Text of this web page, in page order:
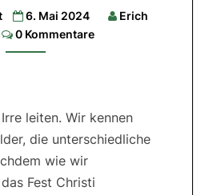
wollen
1.
Eph
23|
Mk
20
6. Mai 2024
Erich
Comments
0 Kommentare
leiten. Wir kennen
die unterschiedliche
wie wir
Fest Christi